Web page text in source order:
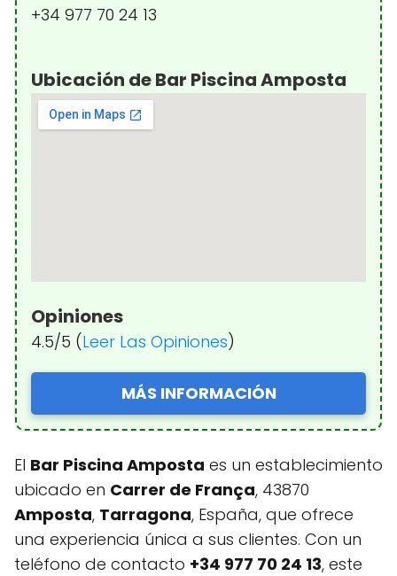
+34 977 70 24 13
Ubicación de Bar Piscina Amposta
Opiniones
4.5/5 (Leer Las Opiniones)
MÁS INFORMACIÓN
El Bar Piscina Amposta es un establecimiento
ubicado en Carrer de França, 43870
Amposta, Tarragona, España, que ofrece
una experiencia única a sus clientes. Con un
teléfono de contacto +34 977 70 24 13, este